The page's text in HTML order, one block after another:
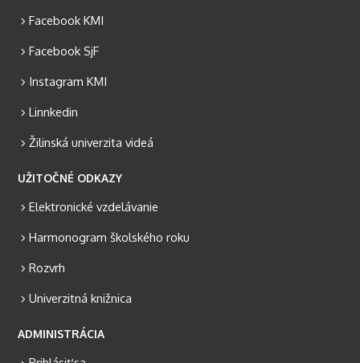
Facebook KMI
Facebook SjF
Instagram KMI
Linnkedin
Žilinská univerzita videá
UŽITOČNÉ ODKAZY
Elektronické vzdelávanie
Harmonogram školského roku
Rozvrh
Univerzitná knižnica
ADMINISTRÁCIA